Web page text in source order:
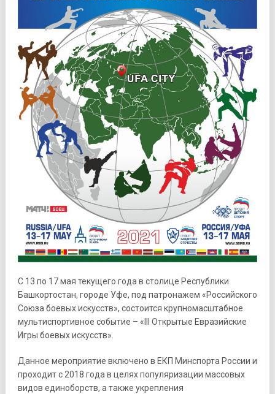
С 13 по 17 мая текущего года в столице Республики
Башкортостан, городе Уфе, под патронажем «Российского
Союза боевых искусств», состоится крупномасштабное
мультиспортивное событие – «III Открытые Евразийские
Игры боевых искусств».
Данное мероприятие включено в ЕКП Минспорта России и
проходит с 2018 года в целях популяризации массовых
видов единоборств, а также укрепления